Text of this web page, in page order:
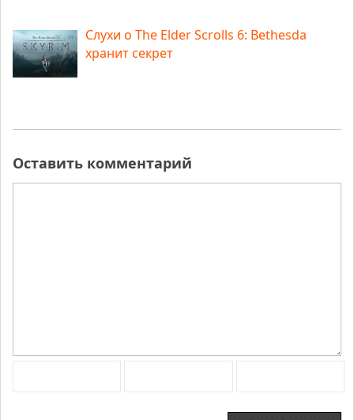
Слухи о The Elder Scrolls 6: Bethesda
хранит секрет
Оставить комментарий